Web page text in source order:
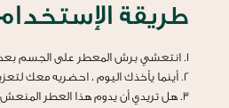
طريقة
1. انتعشي برش المعطر على الجسم بعد الاستحمام.
2. أينما يأخذك اليوم ، احضريه معك لتعزيز الثقة.
3. هل تريدي أن يدوم هذا العطر